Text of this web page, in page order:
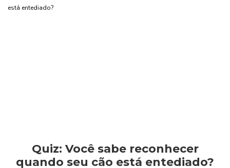
está entediado?
Outros Pets
Quiz: Você sabe reconhecer
quando seu cão está entediado?